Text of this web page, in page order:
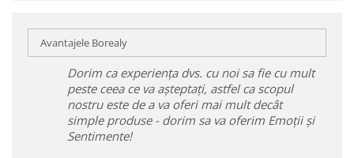
Avantajele Borealy
Dorim ca experiența dvs. cu noi sa fie cu mult
peste ceea ce va așteptați, astfel ca scopul
nostru este de a va oferi mai mult decât
simple produse - dorim sa va oferim Emoții și
Sentimente!